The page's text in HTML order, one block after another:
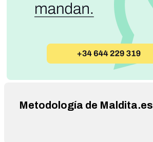
Metodología de Maldita.es